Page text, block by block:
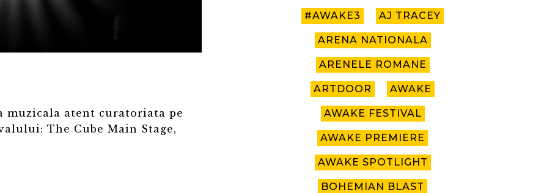
muzicala atent curatoriata pe
The Cube Main Stage,
#AWAKE3 AJ TRACEY
ARENA NATIONALA
ARENELE ROMANE
ARTDOOR AWAKE
AWAKE FESTIVAL
AWAKE PREMIERE
AWAKE SPOTLIGHT
BOHEMIAN BLAST